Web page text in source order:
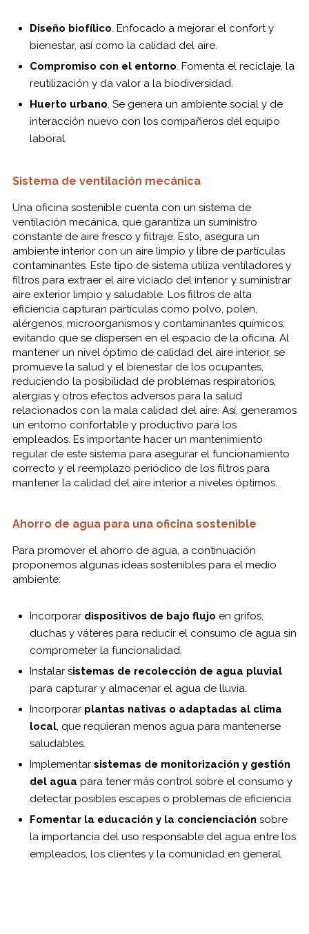
Diseño biofílico. Enfocado a mejorar el confort y
bienestar, así como la calidad del aire.
Compromiso con el entorno. Fomenta el reciclaje, la
reutilización y da valor a la biodiversidad.
Huerto urbano. Se genera un ambiente social y de
interacción nuevo con los compañeros del equipo
laboral.
Sistema de ventilación mecánica
Una oficina sostenible cuenta con un sistema de
ventilación mecánica, que garantiza un suministro
constante de aire fresco y filtraje. Esto, asegura un
ambiente interior con un aire limpio y libre de partículas
contaminantes. Este tipo de sistema utiliza ventiladores y
filtros para extraer el aire viciado del interior y suministrar
aire exterior limpio y saludable. Los filtros de alta
eficiencia capturan partículas como polvo, polen,
alérgenos, microorganismos y contaminantes químicos,
evitando que se dispersen en el espacio de la oficina. Al
mantener un nivel óptimo de calidad del aire interior, se
promueve la salud y el bienestar de los ocupantes,
reduciendo la posibilidad de problemas respiratorios,
alergias y otros efectos adversos para la salud
relacionados con la mala calidad del aire. Así, generamos
un entorno confortable y productivo para los
empleados. Es importante hacer un mantenimiento
regular de este sistema para asegurar el funcionamiento
correcto y el reemplazo periódico de los filtros para
mantener la calidad del aire interior a niveles óptimos.
Ahorro de agua para una oficina sostenible
Para promover el ahorro de agua, a continuación
proponemos algunas ideas sostenibles para el medio
ambiente:
Incorporardispositivos de bajo flujo en grifos,
duchas y váteres para reducir el consumo de agua sin
comprometer la funcionalidad.
Instalar sistemas de recolección de agua pluvial
para capturar y almacenar el agua de lluvia.
Incorporar plantas nativas o adaptadas al clima
local, que requieran menos agua para mantenerse
saludables.
Implementar sistemas de monitorización y gestión
del agua para tener más control sobre el consumo y
detectar posibles escapes o problemas de eficiencia.
Fomentar la educación y la concienciación sobre
la importancia del uso responsable del agua entre los
empleados, los clientes y la comunidad en general.